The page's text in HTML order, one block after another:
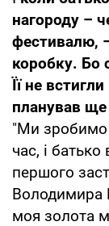
нагороду –
фестивалю,
коробку. Бо
Її не
планував
"Ми зробимо
час, і
першого
Володимира
моя золота